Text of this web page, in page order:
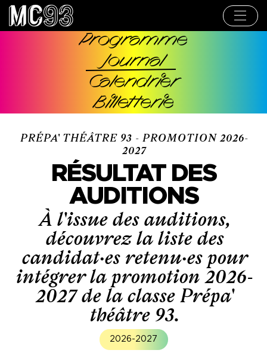
Aller
contenu
Programme
Journal
Calendrier
Billetterie
PRÉPA' THÉÂTRE 93 - PROMOTION 2026-
2027
RÉSULTAT DES
AUDITIONS
À l'issue des auditions,
découvrez la liste des
candidat·es retenu·es pour
intégrer la promotion 2026-
2027 de la classe Prépa'
théâtre 93.
2026-2027